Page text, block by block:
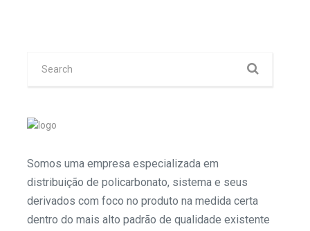
Somos uma empresa especializada em
distribuição de policarbonato, sistema e seus
derivados com foco no produto na medida certa
dentro do mais alto padrão de qualidade existente